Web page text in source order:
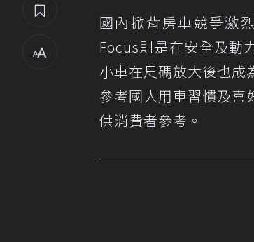
國內掀背房車競爭激
Focus則是在安全及動
小車在尺碼放大後也成
參考國人用車習慣及喜
供消費者參考。